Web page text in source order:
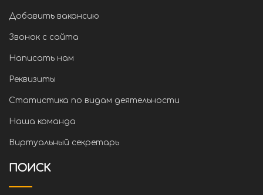
Добавить вакансию
Звонок с сайта
Написать нам
Реквизиты
Статистика по видам деятельности
Наша команда
Виртуальный секретарь
ПОИСК